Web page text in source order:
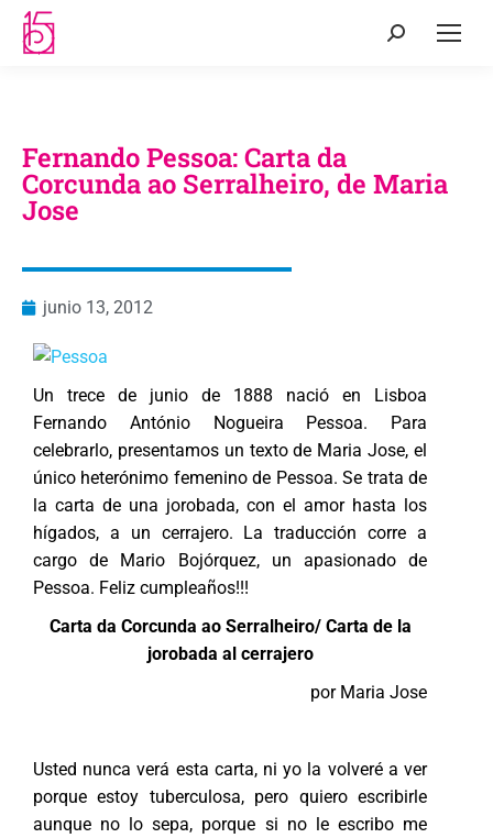
Fernando Pessoa: Carta da
Corcunda ao Serralheiro, de Maria
Jose
junio 13, 2012
Un trece de junio de 1888 nació en Lisboa
Fernando António Nogueira Pessoa. Para
celebrarlo, presentamos un texto de Maria Jose, el
único heterónimo femenino de Pessoa. Se trata de
la carta de una jorobada, con el amor hasta los
hígados, a un cerrajero. La traducción corre a
cargo de Mario Bojórquez, un apasionado de
Pessoa. Feliz cumpleaños!!!
Carta da Corcunda ao Serralheiro/ Carta de la
jorobada al cerrajero
por Maria Jose
Usted nunca verá esta carta, ni yo la volveré a ver
porque estoy tuberculosa, pero quiero escribirle
aunque no lo sepa, porque si no le escribo me